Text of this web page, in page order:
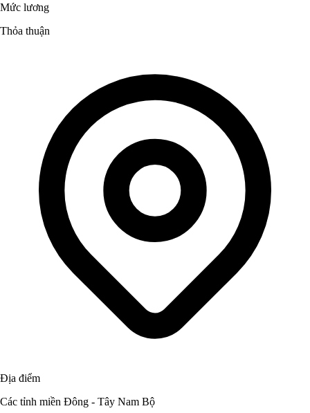
Mức lương
Thỏa thuận
Địa điểm
Các tỉnh miền Đông - Tây Nam Bộ